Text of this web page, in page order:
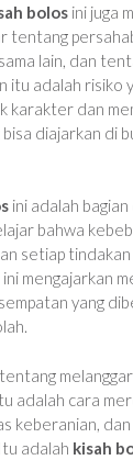
bolos ini juga
tentang
lain, dan
itu adalah risiko
karakter dan
diajarkan di
ini adalah
bahwa
setiap tindakan
mengajarkan
yang
adalah cara
keberanian,
adalah kisah